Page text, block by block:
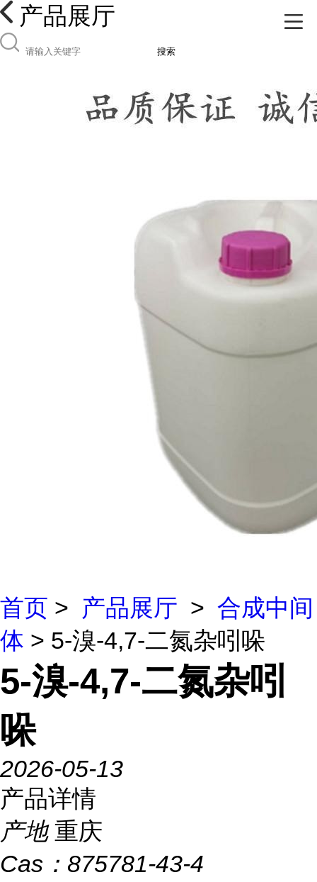
产品展厅
搜索
首页 > 产品展厅 > 合成中间
体 > 5-溴-4,7-二氮杂吲哚
5-溴-4,7-二氮杂吲
哚
2026-05-13
产品详情
产地 重庆
Cas： 875781-43-4